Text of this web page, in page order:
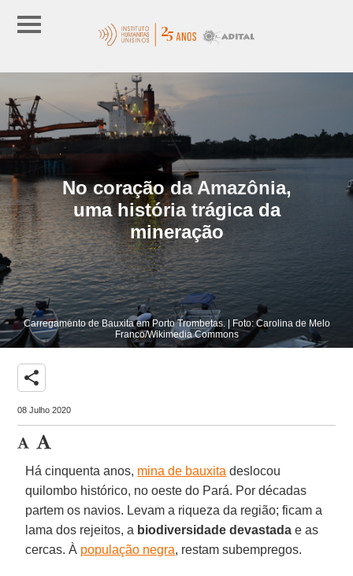
No coração da Amazônia,
uma história trágica da
mineração
Carregamento de Bauxita em Porto Trombetas. | Foto: Carolina de Melo
Franco/Wikimedia Commons
share
08 Julho 2020
Há cinquenta anos, mina de bauxita deslocou
quilombo histórico, no oeste do Pará. Por décadas
partem os navios. Levam a riqueza da região; ficam a
lama dos rejeitos, a biodiversidade devastada e as
cercas. À população negra, restam subempregos.